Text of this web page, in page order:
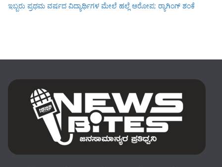
ಇಬ್ಬರು ಪ್ರಥಮ ವರ್ಷದ ವಿದ್ಯಾರ್ಥಿಗಳ ಮೇಲೆ ಹಲ್ಲೆ ಆರೋಪ; ರ‍್ಯಾಗಿಂಗ್ ಶಂಕೆ